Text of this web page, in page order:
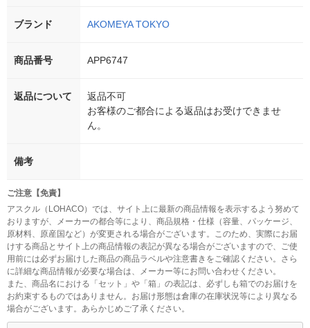
ブランド AKOMEYA TOKYO
商品番号 APP6747
返品について
返品不可
お客様のご都合による返品はお受けできませ
ん。
備考
ご注意【免責】
アスクル（LOHACO）では、サイト上に最新の商品情報を表示するよう努めて
おりますが、メーカーの都合等により、商品規格・仕様（容量、パッケージ、
原材料、原産国など）が変更される場合がございます。このため、実際にお届
けする商品とサイト上の商品情報の表記が異なる場合がございますので、ご使
用前には必ずお届けした商品の商品ラベルや注意書きをご確認ください。さら
に詳細な商品情報が必要な場合は、メーカー等にお問い合わせください。
また、商品名における「セット」や「箱」の表記は、必ずしも箱でのお届けを
お約束するものではありません。お届け形態は倉庫の在庫状況等により異なる
場合がございます。あらかじめご了承ください。